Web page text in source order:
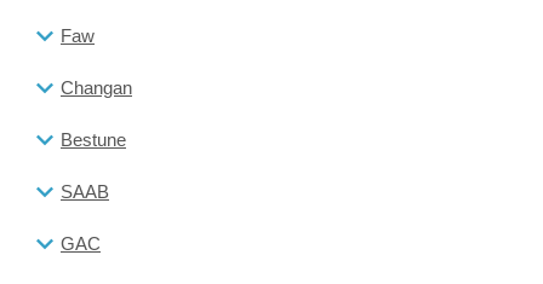
Faw
Changan
Bestune
SAAB
GAC